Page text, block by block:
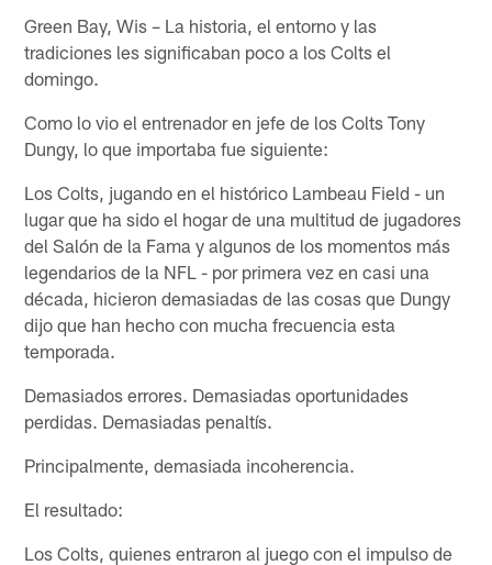
Green Bay, Wis – La historia, el entorno y las
tradiciones les significaban poco a los Colts el
domingo.
Como lo vio el entrenador en jefe de los Colts Tony
Dungy, lo que importaba fue siguiente:
Los Colts, jugando en el histórico Lambeau Field - un
lugar que ha sido el hogar de una multitud de jugadores
del Salón de la Fama y algunos de los momentos más
legendarios de la NFL - por primera vez en casi una
década, hicieron demasiadas de las cosas que Dungy
dijo que han hecho con mucha frecuencia esta
temporada.
Demasiados errores. Demasiadas oportunidades
perdidas. Demasiadas penaltís.
Principalmente, demasiada incoherencia.
El resultado:
Los Colts, quienes entraron al juego con el impulso de